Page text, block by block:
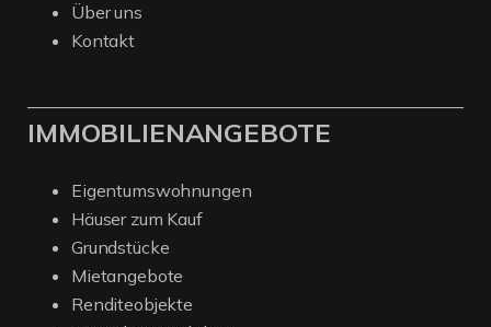
Über uns
Kontakt
IMMOBILIENANGEBOTE
Eigentumswohnungen
Häuser zum Kauf
Grundstücke
Mietangebote
Renditeobjekte